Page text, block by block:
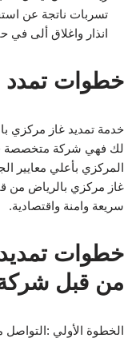
تسربات ناتجة عن
انذار واغلاق ألى
خطوات تمدد
خدمة تمديد غاز مركزي
لك فهي شركة متخصصة
المركزي بأعلي معايير
غاز مركزي بالرياض من
سريعة وامنة واقتصادية.
خطوات
من قبل
الخطوة الأولي